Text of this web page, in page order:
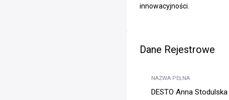
innowacyjności.
Dane Rejestrowe
NAZWA PEŁNA
DESTO Anna Stodulska